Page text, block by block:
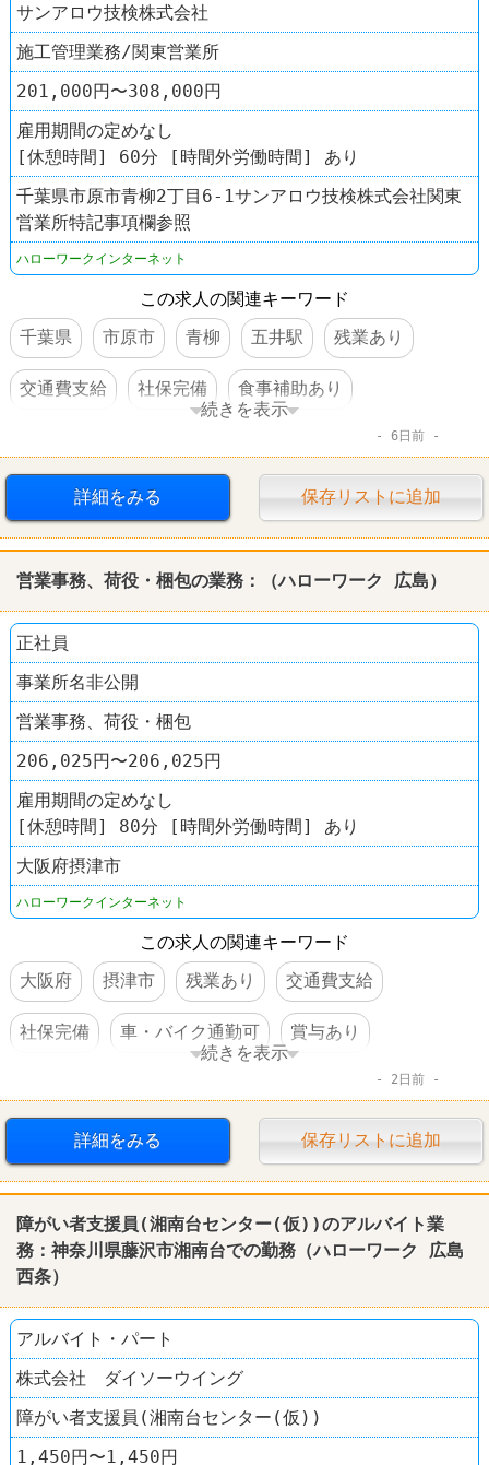
サンアロウ技検株式会社
施工管理業務/関東営業所
201,000円〜308,000円
雇用期間の定めなし
[休憩時間] 60分 [時間外労働時間] あり
千葉県市原市青柳2丁目6-1サンアロウ技検株式会社関東
営業所特記事項欄参照
ハローワークインターネット
この求人の関連キーワード
千葉県
市原市 青柳 五井駅 残業あり
交通費支給 社保完備 食事補助あり
賞与あり
転勤なし
続きを表示
6日前
詳細をみる 保存リストに追加
営業事務、荷役・梱包の業務：（ハローワーク 広島）
正社員
事業所名非公開
営業事務、荷役・梱包
206,025円〜206,025円
雇用期間の定めなし
[休憩時間] 80分 [時間外労働時間] あり
大阪府摂津市
ハローワークインターネット
この求人の関連キーワード
大阪府
摂津市 残業あり 交通費支給
社保完備 車・バイク通勤可 賞与あり
続きを表示
2日前
詳細をみる 保存リストに追加
障がい者支援員(湘南台センター(仮))のアルバイト業
務：神奈川県藤沢市湘南台での勤務（ハローワーク
広島
西条）
アルバイト・パート
株式会社 ダイソーウイング
障がい者支援員(湘南台センター(仮))
1,450円〜1,450円